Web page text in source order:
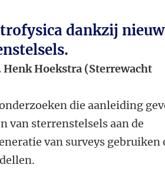
dankzij
Hoekstra (Sterrewacht
die aanleiding
van sterrenstelsels aan de
van surveys gebruiken